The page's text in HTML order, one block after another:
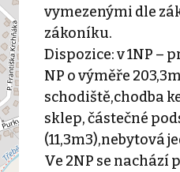
vymezenými dle
zákoníku.
Dispozice: v 1NP –
NP o výměře
schodiště,chodba
sklep, částečné
(11,3m3),nebytová
Ve 2NP se nachází